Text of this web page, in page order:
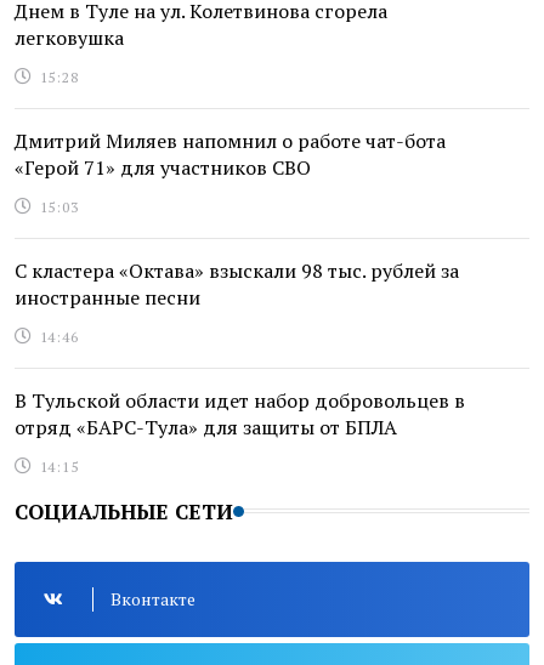
Днем в Туле на ул. Колетвинова сгорела
легковушка
15:28
Дмитрий Миляев напомнил о работе чат-бота
«Герой 71» для участников СВО
15:03
С кластера «Октава» взыскали 98 тыс. рублей за
иностранные песни
14:46
В Тульской области идет набор добровольцев в
отряд «БАРС-Тула» для защиты от БПЛА
14:15
СОЦИАЛЬНЫЕ СЕТИ
Вконтакте